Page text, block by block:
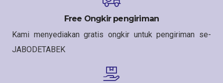
Free Ongkir pengiriman
Kami menyediakan gratis ongkir untuk pengiriman se-
JABODETABEK